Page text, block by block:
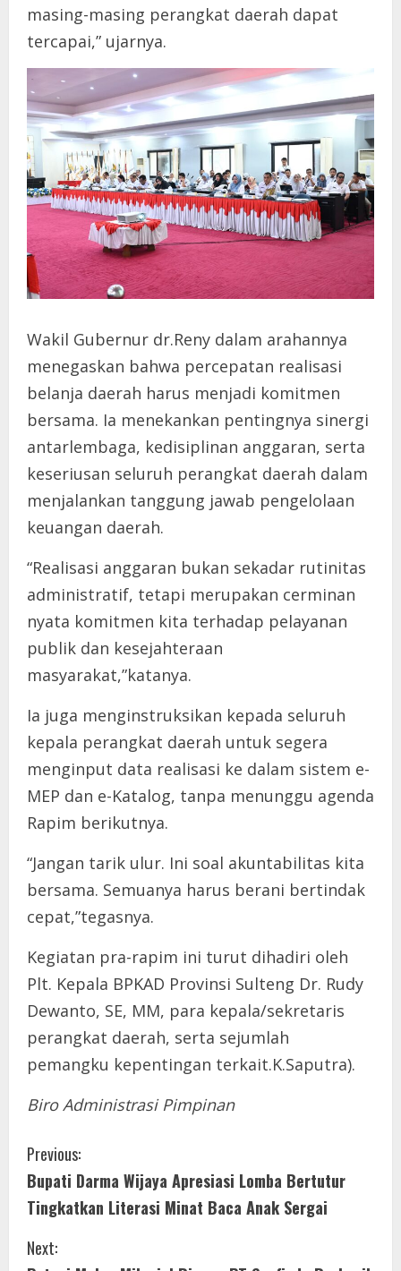
masing-masing perangkat daerah dapat
tercapai,” ujarnya.
Wakil Gubernur dr.Reny dalam arahannya
menegaskan bahwa percepatan realisasi
belanja daerah harus menjadi komitmen
bersama. Ia menekankan pentingnya sinergi
antarlembaga, kedisiplinan anggaran, serta
keseriusan seluruh perangkat daerah dalam
menjalankan tanggung jawab pengelolaan
keuangan daerah.
“Realisasi anggaran bukan sekadar rutinitas
administratif, tetapi merupakan cerminan
nyata komitmen kita terhadap pelayanan
publik dan kesejahteraan
masyarakat,”katanya.
Ia juga menginstruksikan kepada seluruh
kepala perangkat daerah untuk segera
menginput data realisasi ke dalam sistem e-
MEP dan e-Katalog, tanpa menunggu agenda
Rapim berikutnya.
“Jangan tarik ulur. Ini soal akuntabilitas kita
bersama. Semuanya harus berani bertindak
cepat,”tegasnya.
Kegiatan pra-rapim ini turut dihadiri oleh
Plt. Kepala BPKAD Provinsi Sulteng Dr. Rudy
Dewanto, SE, MM, para kepala/sekretaris
perangkat daerah, serta sejumlah
pemangku kepentingan terkait.K.Saputra).
Biro Administrasi Pimpinan
C
o
n
Previous:
Bupati Darma Wijaya Apresiasi Lomba Bertutur
Tingkatkan Literasi Minat Baca Anak Sergai
Next: